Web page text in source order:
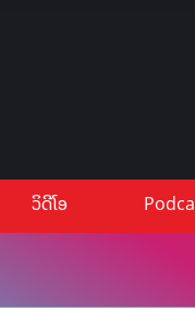
ວິດີໂອ